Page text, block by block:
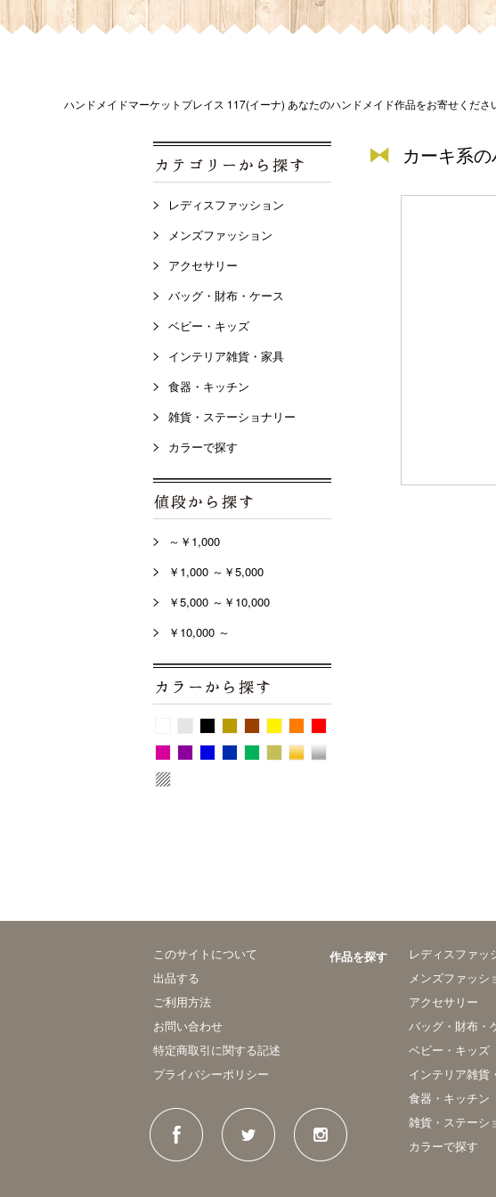
ハンドメイドマーケットプレイス 117(イーナ) あなたのハンドメイド作品をお寄せくださ
レディスファッション
メンズファッション
アクセサリー
バッグ・財布・ケース
ベビー・キッズ
インテリア雑貨・家具
食器・キッチン
雑貨・ステーショナリー
カラーで探す
～￥1,000
￥1,000 ～￥5,000
￥5,000 ～￥10,000
￥10,000 ～
カーキ系
このサイトについて
出品する
ご利用方法
お問い合わせ
特定商取引に関する記述
プライバシーポリシー
作品を探す
レディスファッ
メンズファッシ
アクセサリー
バッグ・財布・
ベビー・キッズ
インテリア雑貨
食器・キッチン
雑貨・ステーシ
カラーで探す